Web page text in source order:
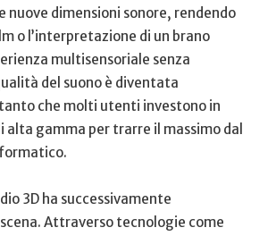
nuove dimensioni sonore, rendendo
o l’interpretazione di un brano
multisensoriale senza
del suono è diventata
che⁣ molti utenti investono in
alta gamma per trarre il massimo dal
3D ha ⁢successivamente
Attraverso tecnologie come